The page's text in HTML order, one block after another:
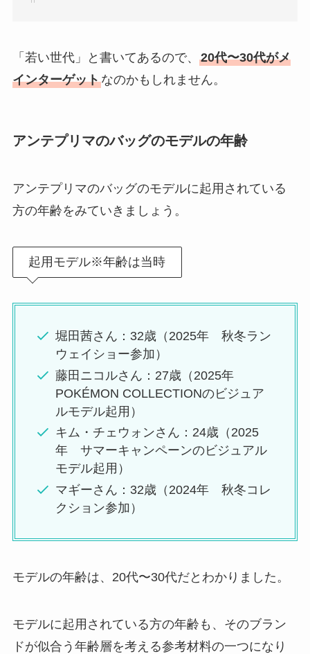
「若い世代」と書いてあるので、 20代〜30代がメ
インターゲットなのかもしれません。
アンテプリマのバッグのモデルの年齢
アンテプリマのバッグのモデルに起用されている
方の年齢をみていきましょう。
起用モデル※年齢は当時
堀田茜さん：32歳（2025年 秋冬ラン
ウェイショー参加）
藤田ニコルさん：27歳（2025年
POKÉMON COLLECTIONのビジュア
ルモデル起用）
キム・チェウォンさん：24歳（2025
年 サマーキャンペーンのビジュアル
モデル起用）
マギーさん：32歳（2024年 秋冬コレ
クション参加）
モデルの年齢は、20代〜30代だとわかりました。
モデルに起用されている方の年齢も、そのブラン
ドが似合う年齢層を考える参考材料の一つになり